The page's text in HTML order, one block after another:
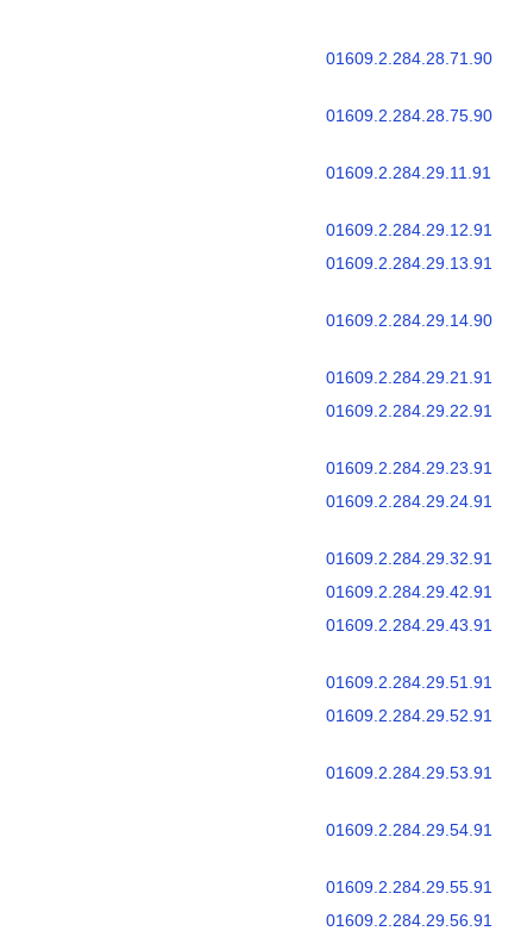
01609.2.284.28.71.90
01609.2.284.28.75.90
01609.2.284.29.11.91
01609.2.284.29.12.91
01609.2.284.29.13.91
01609.2.284.29.14.90
01609.2.284.29.21.91
01609.2.284.29.22.91
01609.2.284.29.23.91
01609.2.284.29.24.91
01609.2.284.29.32.91
01609.2.284.29.42.91
01609.2.284.29.43.91
01609.2.284.29.51.91
01609.2.284.29.52.91
01609.2.284.29.53.91
01609.2.284.29.54.91
01609.2.284.29.55.91
01609.2.284.29.56.91